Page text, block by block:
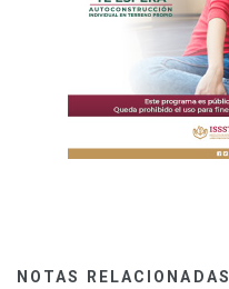
NOTAS RELACIONADAS